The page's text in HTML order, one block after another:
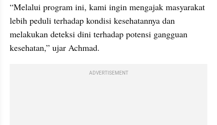
“Melalui program ini, kami ingin mengajak masyarakat
lebih peduli terhadap kondisi kesehatannya dan
melakukan deteksi dini terhadap potensi gangguan
kesehatan,” ujar Achmad.
ADVERTISEMENT